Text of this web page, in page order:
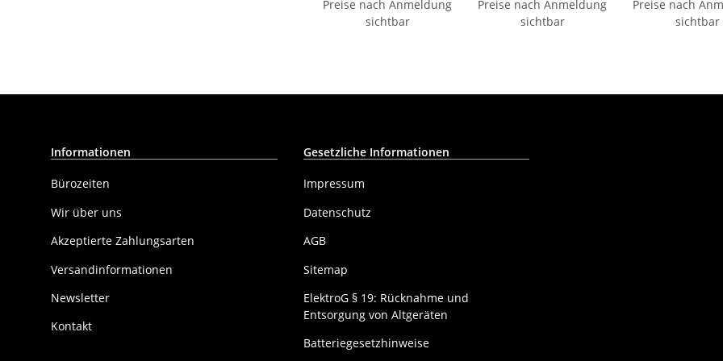
Preise nach Anmeldung
sichtbar
Preise nach Anmeldung
sichtbar
Preise nach
sichtbar
Informationen
Bürozeiten
Wir über uns
Akzeptierte Zahlungsarten
Versandinformationen
Newsletter
Kontakt
Gesetzliche Informationen
Impressum
Datenschutz
AGB
Sitemap
ElektroG § 19: Rücknahme und
Entsorgung von Altgeräten
Batteriegesetzhinweise